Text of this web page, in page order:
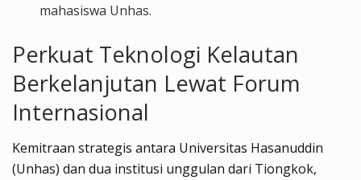
mahasiswa Unhas.
Perkuat Teknologi Kelautan
Berkelanjutan Lewat Forum
Internasional
Kemitraan strategis antara Universitas Hasanuddin
(Unhas) dan dua institusi unggulan dari Tiongkok,